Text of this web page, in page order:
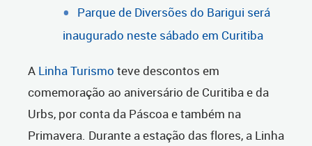
Parque de Diversões do Barigui será
inaugurado neste sábado em Curitiba
A Linha Turismo teve descontos em
comemoração ao aniversário de Curitiba e da
Urbs, por conta da Páscoa e também na
Primavera. Durante a estação das flores, a Linha